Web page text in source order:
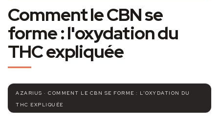
Comment le CBN se
forme : l'oxydation du
THC expliquée
AZARIUS · COMMENT LE CBN SE FORME : L'OXYDATION DU
THC EXPLIQUÉE